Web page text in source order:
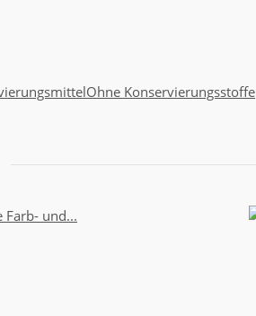
Ohne Konservierungsstoffe